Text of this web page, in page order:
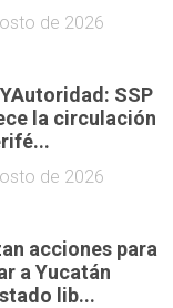
de 2026
SSP
la circulación
de 2026
acciones para
a Yucatán
lib...